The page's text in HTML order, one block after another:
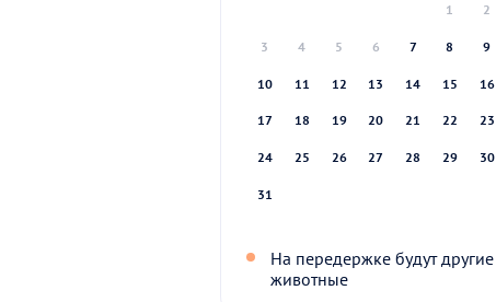
1 2
3 4 5 6 7 8 9
10 11 12 13 14 15 16
17 18 19 20 21 22 23
24 25 26 27 28 29 30
31
На передержке будут другие
животные